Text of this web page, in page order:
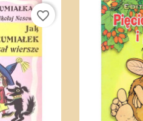
favorite_border